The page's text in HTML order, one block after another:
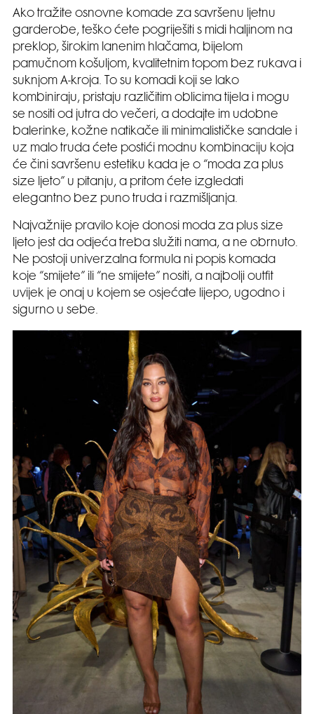
Ako tražite osnovne komade za savršenu ljetnu
garderobe, teško ćete pogriješiti s midi haljinom na
preklop, širokim lanenim hlačama, bijelom
pamučnom košuljom, kvalitetnim topom bez rukava i
suknjom A-kroja. To su komadi koji se lako
kombiniraju, pristaju različitim oblicima tijela i mogu
se nositi od jutra do večeri, a dodajte im udobne
balerinke, kožne natikače ili minimalističke sandale i
uz malo truda ćete postići modnu kombinaciju koja
će čini savršenu estetiku kada je o “moda za plus
size ljeto” u pitanju, a pritom ćete izgledati
elegantno bez puno truda i razmišljanja.
Najvažnije pravilo koje donosi moda za plus size
ljeto jest da odjeća treba služiti nama, a ne obrnuto.
Ne postoji univerzalna formula ni popis komada
koje “smijete” ili “ne smijete” nositi, a najbolji outfit
uvijek je onaj u kojem se osjećate lijepo, ugodno i
sigurno u sebe.